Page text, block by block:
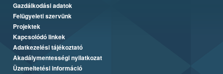
Gazdálkodási adatok
Felügyeleti szervünk
Projektek
Kapcsolódó linkek
Adatkezelési tájékoztató
Akadálymentességi nyilatkozat
Üzemeltetési információ